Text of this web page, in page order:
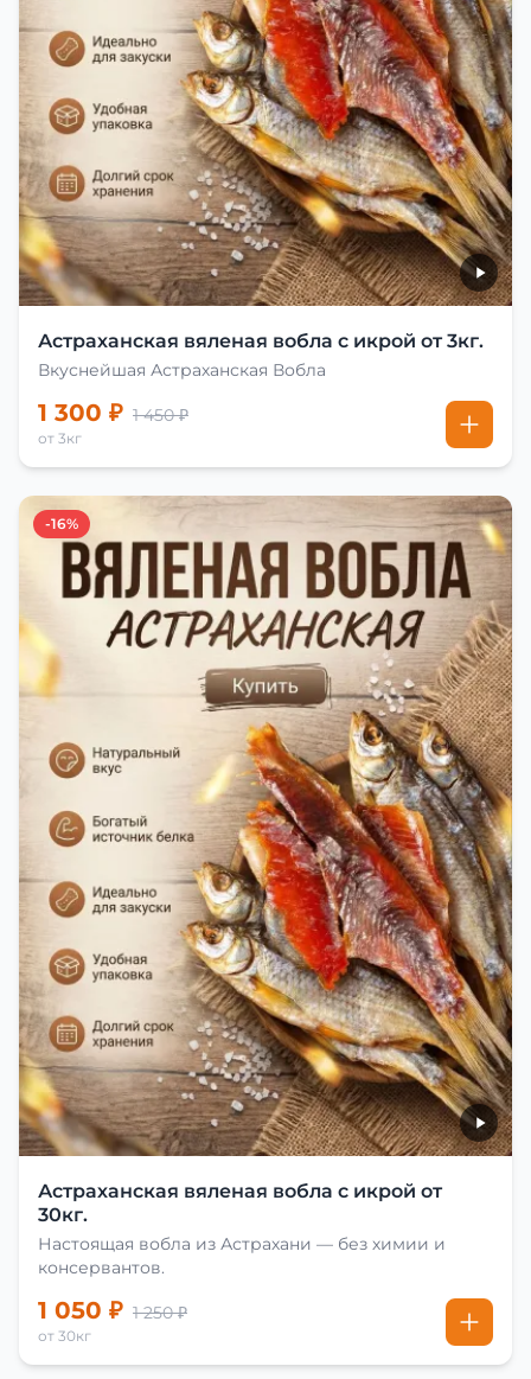
Астраханская вяленая вобла с икрой от 3кг.
Вкуснейшая Астраханская Вобла
1 300 ₽ 1 450 ₽
от 3кг
-16%
Астраханская вяленая вобла с икрой от
30кг.
Настоящая вобла из Астрахани — без химии и
консервантов.
1 050 ₽ 1 250 ₽
от 30кг